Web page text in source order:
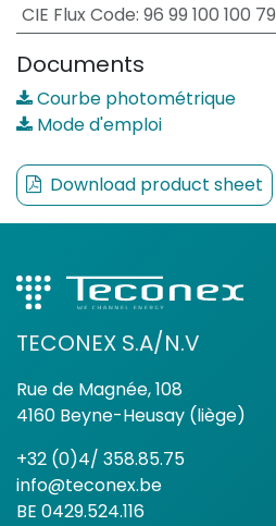
CIE Flux Code: 96 99 100 100 79
Documents
Courbe photométrique
Mode d'emploi
Download product sheet
TECONEX S.A/N.V
Rue de Magnée, 108
4160 Beyne-Heusay (liège)
+32 (0)4/ 358.85.75
info@teconex.be
BE 0429.524.116